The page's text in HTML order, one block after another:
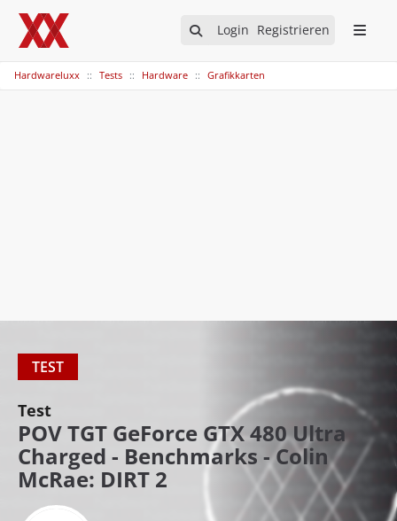
Login Registrieren
Hardwareluxx Tests Hardware Grafikkarten
TEST
Test
POV TGT GeForce GTX 480 Ultra
Charged - Benchmarks - Colin
McRae: DIRT 2